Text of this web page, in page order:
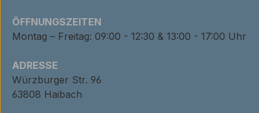
ÖFFNUNGSZEITEN
Montag – Freitag: 09:00 - 12:30 & 13:00 - 17:00 Uhr
ADRESSE
Würzburger Str. 96
63808 Haibach